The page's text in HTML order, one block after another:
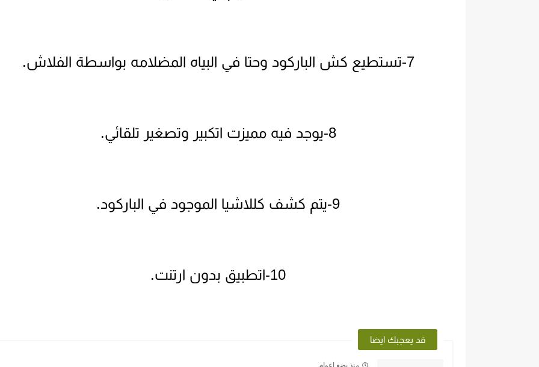
7-تستطيع كش الباركود وحتا في البياه المضلامه بواسطة الفلاش.
8-يوجد فيه مميزت اتكبير وتصغير تلقائي.
9-يتم كشف كللاشيا الموجود في الباركود.
10-اتطبيق بدون ارتنت.
قد يعجبك ايضا
منذ بضع اعوام